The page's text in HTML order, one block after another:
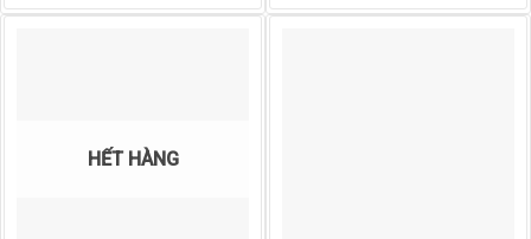
từ
HẾT HÀNG